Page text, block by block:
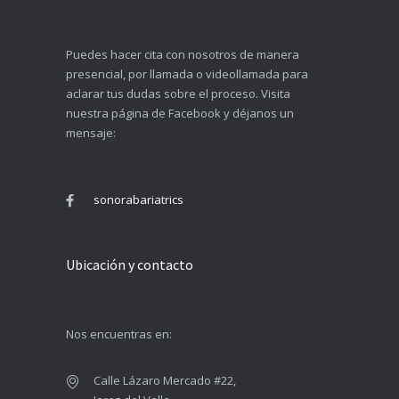
Puedes hacer cita con nosotros de manera
presencial, por llamada o videollamada para
aclarar tus dudas sobre el proceso. Visita
nuestra página de Facebook y déjanos un
mensaje:
sonorabariatrics
Ubicación y contacto
Nos encuentras en:
Calle Lázaro Mercado #22,